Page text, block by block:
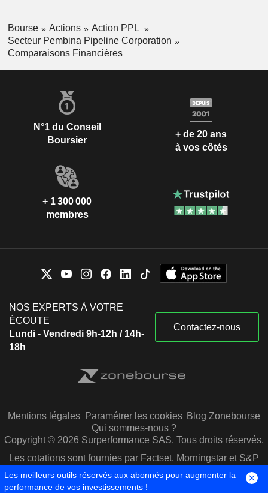
Bourse Actions
Action PPL
Secteur Pembina Pipeline Corporation
Comparaisons Financières
N°1 du Conseil
Boursier
+ de 20 ans
à vos côtés
+ 1 300 000
membres
NOS EXPERTS À VOTRE
ÉCOUTE
Lundi - Vendredi 9h-12h / 14h-
18h
Contactez-nous
Mentions légales Paramétrer les cookies Blog Zonebourse
Qui sommes-nous ?
Copyright © 2026 Surperformance SAS. Tous droits réservés.
Les cotations sont fournies par Factset, Morningstar et S&P
Capital IQ
Les meilleurs outils réservés aux abonnés pour augmenter la
performance de vos investissements !